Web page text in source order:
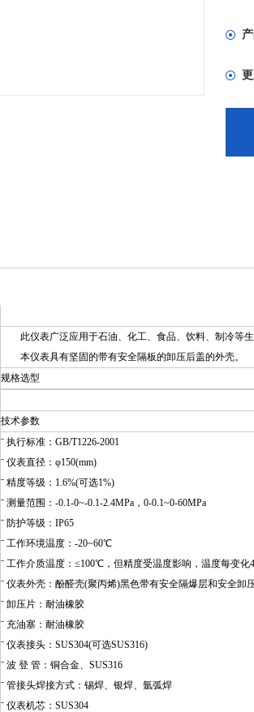
此仪表广泛应用于石油、化工、食品、饮料、制冷等生
本仪表具有坚固的带有安全隔板的卸压后盖的外壳。
规格选型
技术参数
ˉ 执行标准：GB/T1226-2001
ˉ 仪表直径：φ150(mm)
ˉ 精度等级：1.6%(可选1%)
ˉ 测量范围：-0.1-0~-0.1-2.4MPa，0-0.1~0-60MPa
ˉ 防护等级：IP65
ˉ 工作环境温度：-20~60℃
ˉ 工作介质温度：≤100℃，但精度受温度影响，温度每变化
ˉ 仪表外壳：酚醛壳(聚丙烯)黑色带有安全隔爆层和安全卸
ˉ 卸压片：耐油橡胶
ˉ 充油塞：耐油橡胶
ˉ 仪表接头：SUS304(可选SUS316)
ˉ 波 登 管：铜合金、SUS316
ˉ 管接头焊接方式：锡焊、银焊、氩弧焊
ˉ 仪表机芯：SUS304